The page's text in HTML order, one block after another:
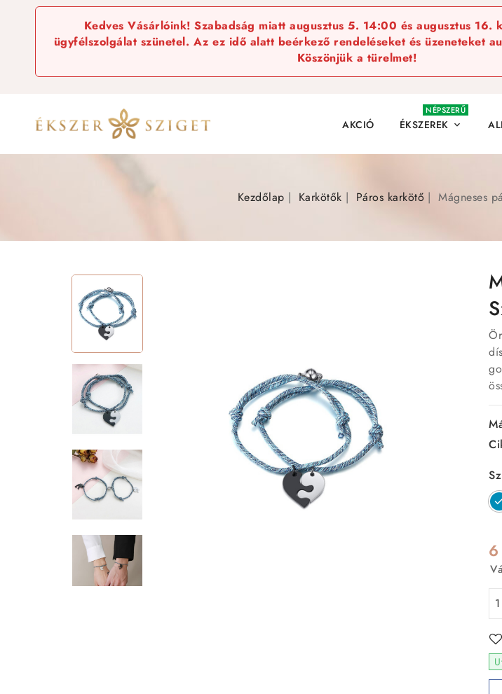
Kedves Vásárlóink! Szabadság miatt augusztus 5. 14:00 és augusztus 16.
ügyfélszolgálat szünetel. Az ez idő alatt beérkező rendeléseket és üzeneteket
Köszönjük a türelmet!
AKCIÓ ÉKSZEREK 
NÉPSZERŰ
Kezdőlap Karkötők Páros karkötő Mágneses